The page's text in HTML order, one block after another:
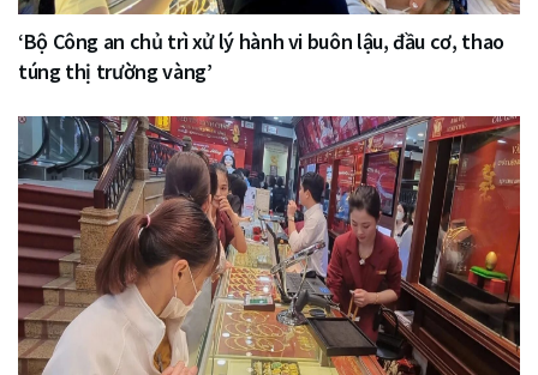
‘Bộ Công an chủ trì xử lý hành vi buôn lậu, đầu cơ, thao
túng thị trường vàng’